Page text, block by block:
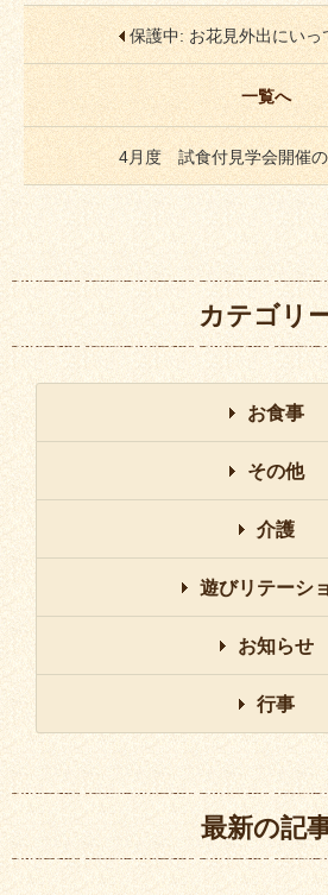
保護中: お花見外出にいっ
一覧へ
4月度 試食付見学会開催の
カテゴリ
お食事
その他
介護
遊びリテーシ
お知らせ
行事
最新の記